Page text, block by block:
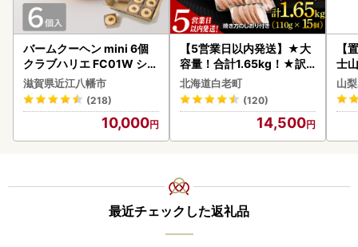
バームクーヘン mini 6個
クラブハリエ FC01W シェ
アボックス バウムクーヘ
ン
滋賀県近江八幡市
(218)
10,000
【5営業日以内発送】★大
容量！合計1.65kg！★訳
あり・牛の里ビーフハンバ
ーグ(110ｇ5枚入）×3 AG
058
北海道白老町
(120)
14,500
【
士
山
最近チェックした返礼品